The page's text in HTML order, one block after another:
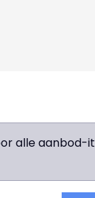
alle aanbod-